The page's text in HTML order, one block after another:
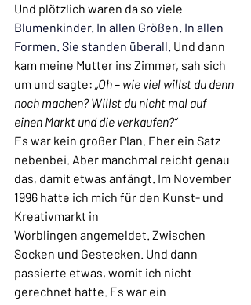
Und plötzlich waren da so viele
Blumenkinder. In allen Größen. In allen
Formen. Sie standen überall. Und dann
kam meine Mutter ins Zimmer, sah sich
um und sagte: „Oh – wie viel willst du denn
noch machen? Willst du nicht mal auf
einen Markt und die verkaufen?“
Es war kein großer Plan. Eher ein Satz
nebenbei. Aber manchmal reicht genau
das, damit etwas anfängt. Im November
1996 hatte ich mich für den Kunst- und
Kreativmarkt in
Worblingen angemeldet. Zwischen
Socken und Gestecken. Und dann
passierte etwas, womit ich nicht
gerechnet hatte. Es war ein